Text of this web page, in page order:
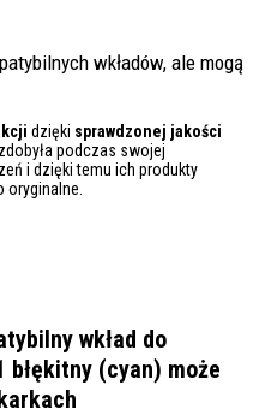
wkładów, ale mogą
dzięki sprawdzonej jakości
zdobyła podczas swojej
i dzięki temu ich produkty
oryginalne.
wkład do
błękitny (cyan) może